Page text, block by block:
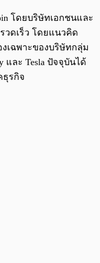
โดยบริษัทเอกชนและ
วดเร็ว โดยแนวคิด
องเฉพาะของบริษัทกลุ่ม
และ Tesla ปัจจุบันได้
ธุรกิจ